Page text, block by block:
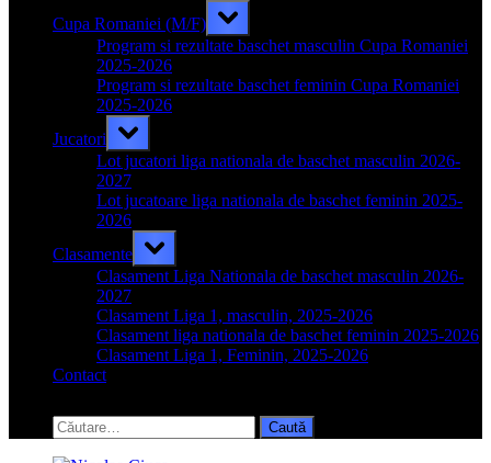
Cupa Romaniei (M/F)
Toggle
sub-
menu
Program si rezultate baschet masculin Cupa Romaniei
2025-2026
Program si rezultate baschet feminin Cupa Romaniei
2025-2026
Jucatori
Toggle
sub-
menu
Lot jucatori liga nationala de baschet masculin 2026-
2027
Lot jucatoare liga nationala de baschet feminin 2025-
2026
Clasamente
Toggle
sub-
menu
Clasament Liga Nationala de baschet masculin 2026-
2027
Clasament Liga 1, masculin, 2025-2026
Clasament liga nationala de baschet feminin 2025-2026
Clasament Liga 1, Feminin, 2025-2026
Contact
search
form
Caută
după: